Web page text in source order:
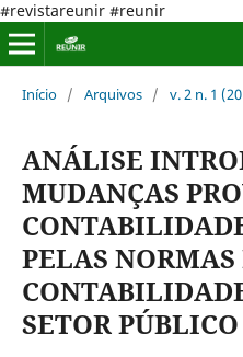
#revistareunir #reunir
Início / Arquivos / v. 2 n. 1
ANÁLISE
MUDANÇAS
PELAS
SETOR PÚBLICO